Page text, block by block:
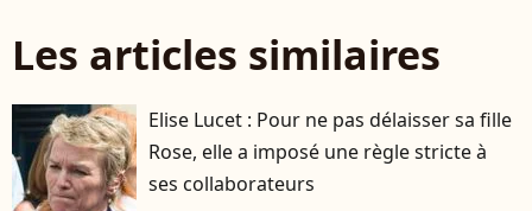
Les articles similaires
Elise Lucet : Pour ne pas délaisser sa fille
Rose, elle a imposé une règle stricte à
ses collaborateurs